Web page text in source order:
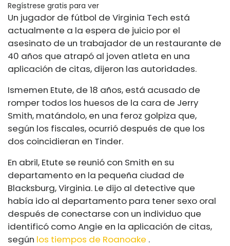
Regístrese gratis para ver
Un jugador de fútbol de Virginia Tech está
actualmente a la espera de juicio por el
asesinato de un trabajador de un restaurante de
40 años que atrapó al joven atleta en una
aplicación de citas, dijeron las autoridades.
Ismemen Etute, de 18 años, está acusado de
romper todos los huesos de la cara de Jerry
Smith, matándolo, en una feroz golpiza que,
según los fiscales, ocurrió después de que los
dos coincidieran en Tinder.
En abril, Etute se reunió con Smith en su
departamento en la pequeña ciudad de
Blacksburg, Virginia. Le dijo al detective que
había ido al departamento para tener sexo oral
después de conectarse con un individuo que
identificó como Angie en la aplicación de citas,
según los tiempos de Roanoake .